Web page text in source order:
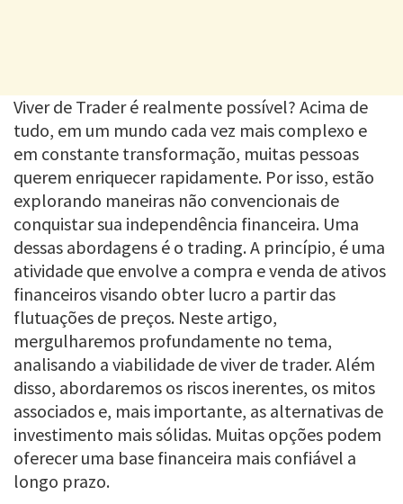
Viver de Trader é realmente possível? Acima de
tudo, em um mundo cada vez mais complexo e
em constante transformação, muitas pessoas
querem enriquecer rapidamente. Por isso, estão
explorando maneiras não convencionais de
conquistar sua independência financeira. Uma
dessas abordagens é o trading. A princípio, é uma
atividade que envolve a compra e venda de ativos
financeiros visando obter lucro a partir das
flutuações de preços. Neste artigo,
mergulharemos profundamente no tema,
analisando a viabilidade de viver de trader. Além
disso, abordaremos os riscos inerentes, os mitos
associados e, mais importante, as alternativas de
investimento mais sólidas. Muitas opções podem
oferecer uma base financeira mais confiável a
longo prazo.